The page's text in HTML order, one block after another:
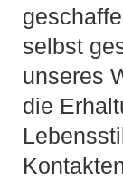
selbst
unseres
die